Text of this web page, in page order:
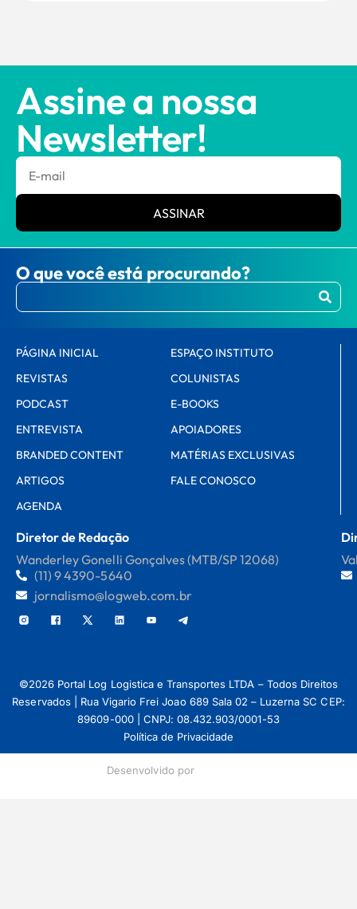
Assine a nossa
Newsletter!
ASSINAR
O que você está procurando?
PÁGINA INICIAL
REVISTAS
PODCAST
ENTREVISTA
BRANDED CONTENT
ARTIGOS
AGENDA
ESPAÇO INSTITUTO
COLUNISTAS
E-BOOKS
APOIADORES
MATÉRIAS EXCLUSIVAS
FALE CONOSCO
Diretor de Redação
Wanderley Gonelli Gonçalves (MTB/SP 12068)
(11) 9 4390-5640
jornalismo@logweb.com.br
©2026 Portal Log Logistica e Transportes LTDA – Todos Direitos
Reservados | Rua Vigario Frei Joao 689 Sala 02 – Luzerna SC CEP:
89609-000 | CNPJ: 08.432.903/0001-53
Política de Privacidade
Desenvolvido por